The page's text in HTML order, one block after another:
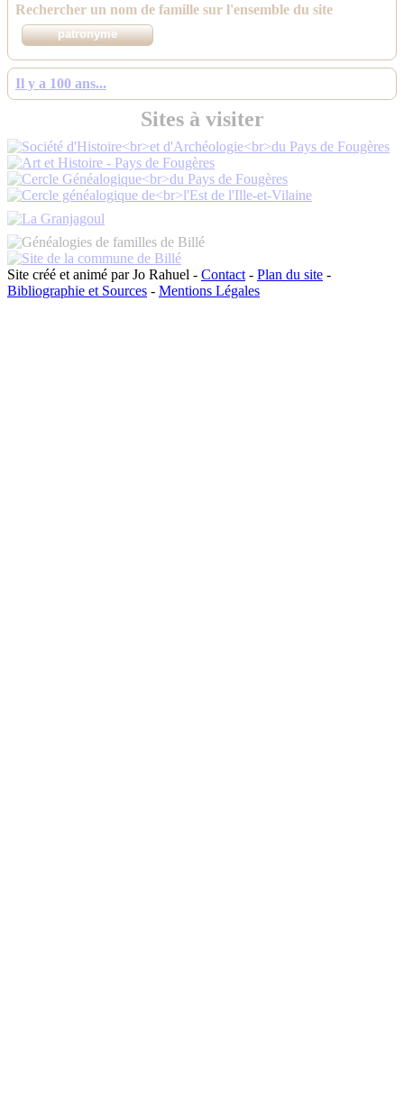
Rechercher un nom de famille sur l'ensemble du site
Il y a 100 ans...
Sites à visiter
Site créé et animé par Jo Rahuel - Contact - Plan du site -
Bibliographie et Sources - Mentions Légales